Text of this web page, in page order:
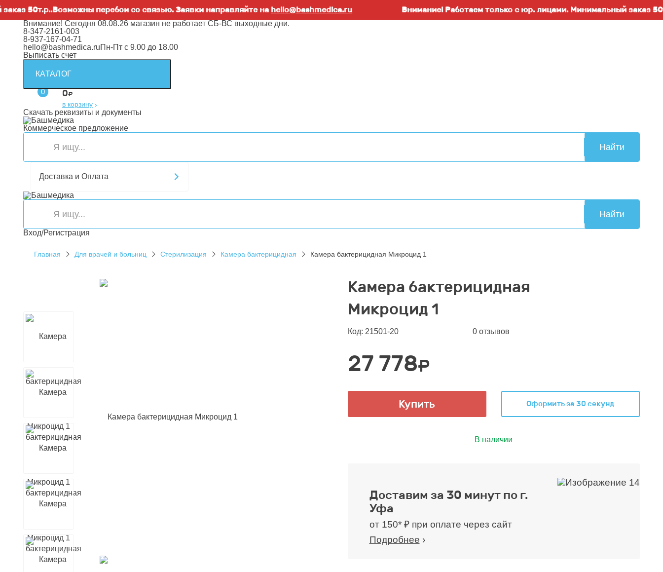
перебои со связью. Заявки направляйте наhello@bashmedica.ru Внимание! Работаем только с юр. лицами. Минимальный заказ
Внимание! Сегодня 08.08.26 магазин не работает СБ-ВС выходные дни.
8-347-2161-003
8-937-167-04-71
hello@bashmedica.ruПн-Пт с 9.00 до 18.00
Выписать счет
КАТАЛОГ
0 0₽
в корзину ›
Скачать реквизиты и документы
Коммерческое предложение
Найти
Доставка и Оплата
Найти
Вход/Регистрация
Главная Для врачей и больниц Стерилизация Камера бактерицидная Камера бактерицидная Микроцид 1
Камера бактерицидная
Микроцид 1
Код: 21501-20 0 отзывов
27 778₽
Купить Оформить за 30 секунд
В наличии
Доставим за 30 минут по г.
Уфа
от 150* ₽ при оплате через сайт
Подробнее ›